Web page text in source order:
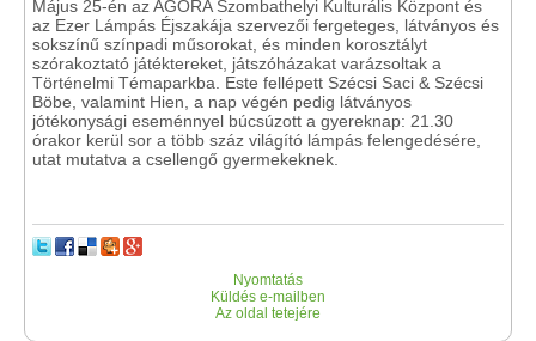
Május 25-én az AGORA Szombathelyi Kulturális Központ és
az Ezer Lámpás Éjszakája szervezői fergeteges, látványos és
sokszínű színpadi műsorokat, és minden korosztályt
szórakoztató játéktereket, játszóházakat varázsoltak a
Történelmi Témaparkba. Este fellépett Szécsi Saci & Szécsi
Böbe, valamint Hien, a nap végén pedig látványos
jótékonysági eseménnyel búcsúzott a gyereknap: 21.30
órakor kerül sor a több száz világító lámpás felengedésére,
utat mutatva a csellengő gyermekeknek.
Nyomtatás
Küldés e-mailben
Az oldal tetejére